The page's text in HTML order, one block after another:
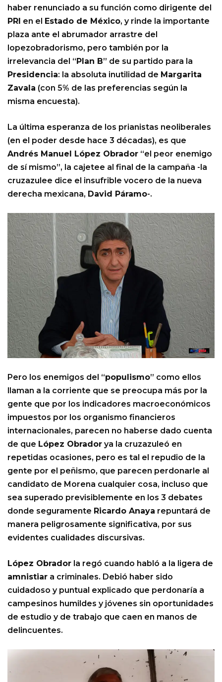
haber renunciado a su función como dirigente del
PRI en el Estado de México, y rinde la importante
plaza ante el abrumador arrastre del
lopezobradorismo, pero también por la
irrelevancia del “Plan B” de su partido para la
Presidencia: la absoluta inutilidad de Margarita
Zavala (con 5% de las preferencias según la
misma encuesta).
La última esperanza de los prianistas neoliberales
(en el poder desde hace 3 décadas), es que
Andrés Manuel López Obrador “el peor enemigo
de sí mismo”, la cajetee al final de la campaña -la
cruzazulee dice el insufrible vocero de la nueva
derecha mexicana, David Páramo-.
Pero los enemigos del “populismo” como ellos
llaman a la corriente que se preocupa más por la
gente que por los indicadores macroeconómicos
impuestos por los organismo financieros
internacionales, parecen no haberse dado cuenta
de que López Obrador ya la cruzazuleó en
repetidas ocasiones, pero es tal el repudio de la
gente por el peñismo, que parecen perdonarle al
candidato de Morena cualquier cosa, incluso que
sea superado previsiblemente en los 3 debates
donde seguramente Ricardo Anaya repuntará de
manera peligrosamente significativa, por sus
evidentes cualidades discursivas.
López Obrador la regó cuando habló a la ligera de
amnistiar a criminales. Debió haber sido
cuidadoso y puntual explicado que perdonaría a
campesinos humildes y jóvenes sin oportunidades
de estudio y de trabajo que caen en manos de
delincuentes.